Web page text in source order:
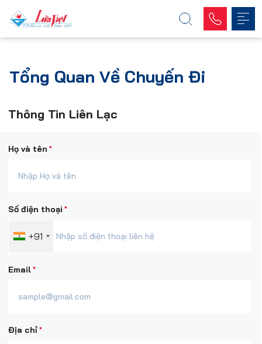
Tổng Quan Về Chuyến Đi
Thông Tin Liên Lạc
Họ và tên *
Email*
Số điện thoại *
+91
Địa chỉ*